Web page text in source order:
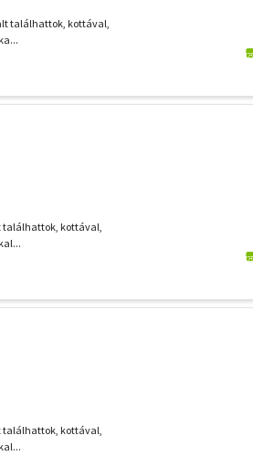
találhattok, kottával,
találhattok, kottával,
találhattok, kottával,